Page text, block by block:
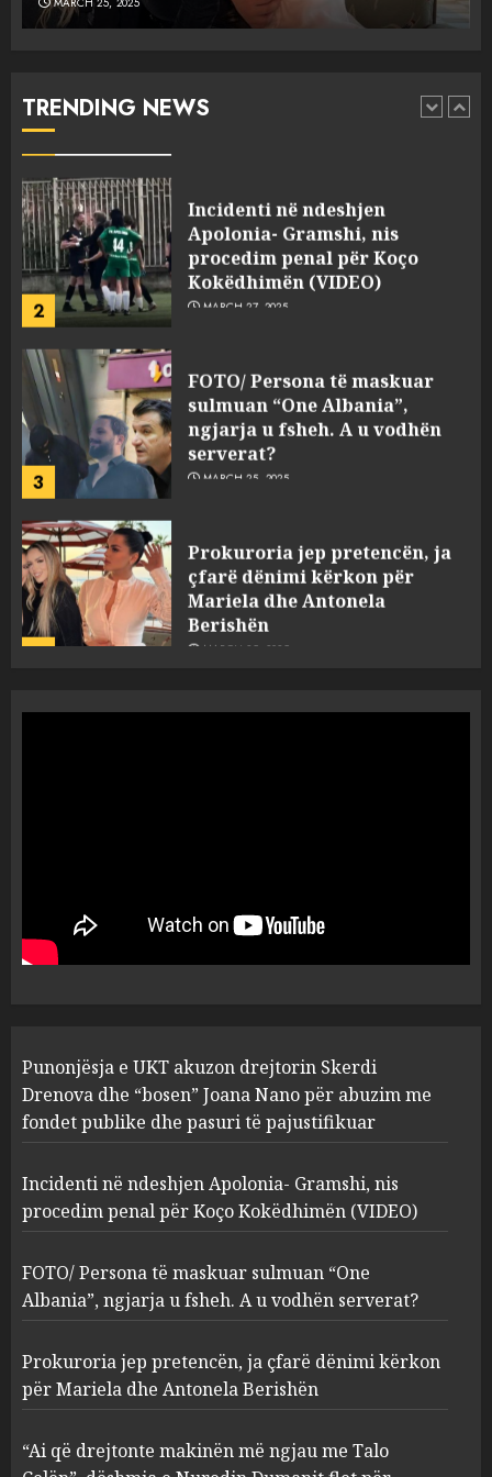
TRENDING NEWS
1
Punonjësja e UKT akuzon
pasuri të pajustifikuar
2
Apolonia- Gramshi, nis
procedim penal për Koço
Kokëdhimën (VIDEO)
MARCH 27, 2025
3
sulmuan “One Albania”,
ngjarja u fsheh. A u vodhën
serverat?
MARCH 25, 2025
4
çfarë dënimi kërkon për
Mariela dhe Antonela
Berishën
MARCH 25, 2025
1
“bosen” Joana Nano për
abuzim me fondet publike dhe
pasuri të pajustifikuar
2
Apolonia- Gramshi, nis
procedim penal për Koço
Kokëdhimën (VIDEO)
MARCH 27, 2025
3
FOTO/ Persona të maskuar
sulmuan “One Albania”,
ngjarja u fsheh. A u vodhën
serverat?
MARCH 25, 2025
Prokuroria jep pretencën, ja
çfarë dënimi kërkon për
Berishën
Punonjësja e UKT akuzon drejtorin Skerdi
Drenova dhe “bosen” Joana Nano për abuzim me
fondet publike dhe pasuri të pajustifikuar
Incidenti në ndeshjen Apolonia- Gramshi, nis
procedim penal për Koço Kokëdhimën (VIDEO)
FOTO/ Persona të maskuar sulmuan “One
Albania”, ngjarja u fsheh. A u vodhën serverat?
Prokuroria jep pretencën, ja çfarë dënimi kërkon
për Mariela dhe Antonela Berishën
“Ai që drejtonte makinën më ngjau me Talo